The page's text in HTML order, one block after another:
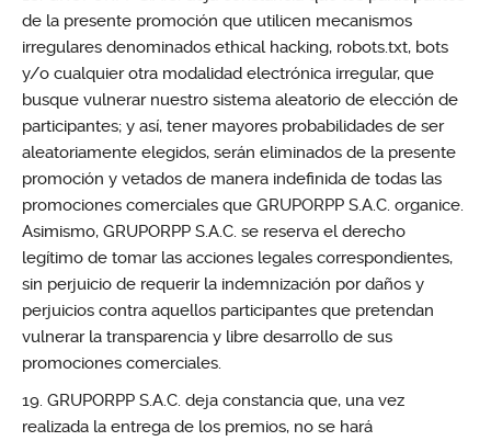
de la presente promoción que utilicen mecanismos
irregulares denominados ethical hacking, robots.txt, bots
y/o cualquier otra modalidad electrónica irregular, que
busque vulnerar nuestro sistema aleatorio de elección de
participantes; y así, tener mayores probabilidades de ser
aleatoriamente elegidos, serán eliminados de la presente
promoción y vetados de manera indefinida de todas las
promociones comerciales que GRUPORPP S.A.C. organice.
Asimismo, GRUPORPP S.A.C. se reserva el derecho
legítimo de tomar las acciones legales correspondientes,
sin perjuicio de requerir la indemnización por daños y
perjuicios contra aquellos participantes que pretendan
vulnerar la transparencia y libre desarrollo de sus
promociones comerciales.
GRUPORPP S.A.C. deja constancia que, una vez
realizada la entrega de los premios, no se hará